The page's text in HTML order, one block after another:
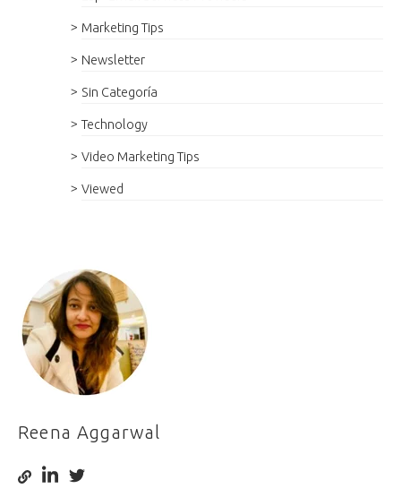
Marketing Tips
Newsletter
Sin Categoría
Technology
Video Marketing Tips
Viewed
Reena Aggarwal